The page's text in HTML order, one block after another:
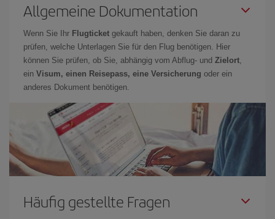
Allgemeine Dokumentation
Wenn Sie Ihr Flugticket gekauft haben, denken Sie daran zu
prüfen, welche Unterlagen Sie für den Flug benötigen. Hier
können Sie prüfen, ob Sie, abhängig vom Abflug- und Zielort,
ein Visum, einen Reisepass, eine Versicherung oder ein
anderes Dokument benötigen.
Häufig gestellte Fragen